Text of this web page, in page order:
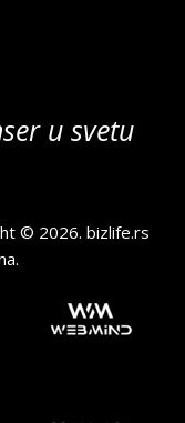
u svetu
© 2026.bizlife.rs